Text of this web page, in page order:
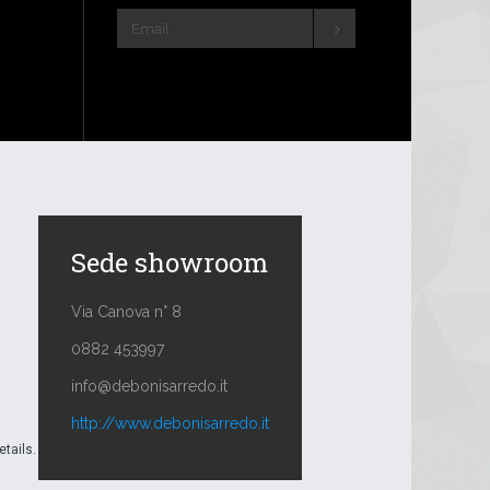
Sede showroom
Via Canova n° 8
0882 453997
info@debonisarredo.it
http://www.debonisarredo.it